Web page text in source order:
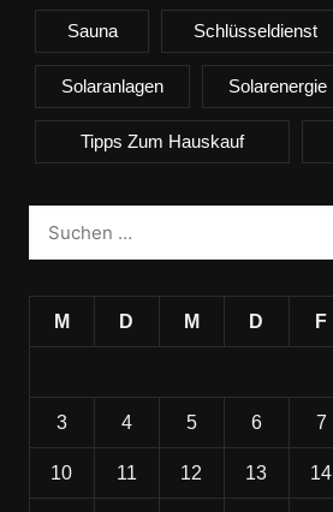
Sauna Schlüsseldienst
Solaranlagen Solarenergie
Tipps Zum Hauskauf
M D M D F
3 4 5 6 7
10 11 12 13 14